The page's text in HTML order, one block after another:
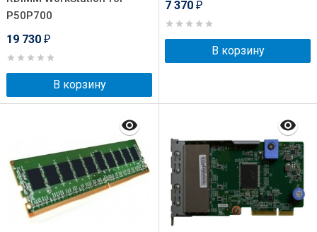
P50P700
19 730 ₽
В корзину
7 370 ₽
В корзину